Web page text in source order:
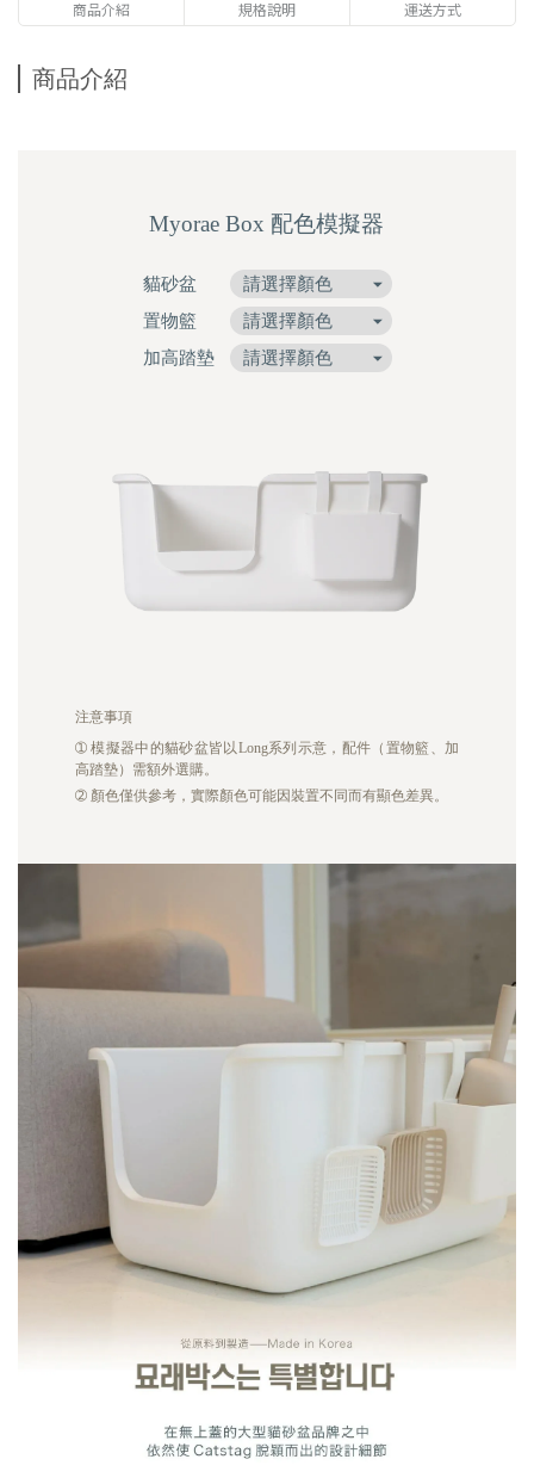
商品介紹 規格說明 運送方式
商品介紹
Myorae Box 配色模擬器
貓砂盆
置物籃
加高踏墊
注意事項
➀模擬器中的貓砂盆皆以Long系列示意，配件（置物籃、加
高踏墊）需額外選購。
➁ 顏色僅供參考，實際顏色可能因裝置不同而有顯色差異。